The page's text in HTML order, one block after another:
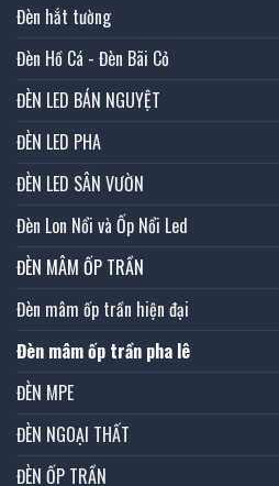
Đèn hắt tường
Đèn Hồ Cá - Đèn Bãi Cỏ
ĐÈN LED BÁN NGUYỆT
ĐÈN LED PHA
ĐÈN LED SÂN VƯỜN
Đèn Lon Nổi và Ốp Nổi Led
ĐÈN MÂM ỐP TRẦN
Đèn mâm ốp trần hiện đại
Đèn mâm ốp trần pha lê
ĐÈN MPE
ĐÈN NGOẠI THẤT
ĐÈN ỐP TRẦN